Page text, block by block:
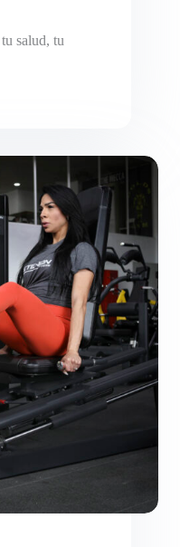
salud, tu